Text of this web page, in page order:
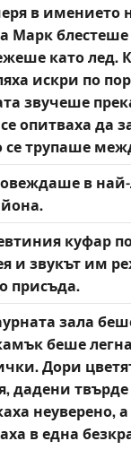
в имението
Марк блестеше
като лед.
искри по
звучеше
опитваха да
се трупаше
в
куфар
и звукът им
присъда.
зала
беше
Дори
дадени твърде
неуверено,
в една